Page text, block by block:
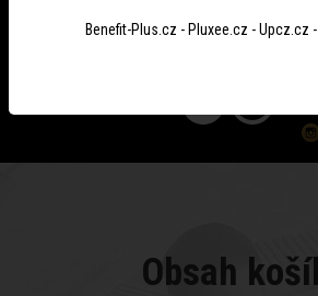
Obsah
Benefit-Plus.cz - Pluxee.cz - Upcz.cz